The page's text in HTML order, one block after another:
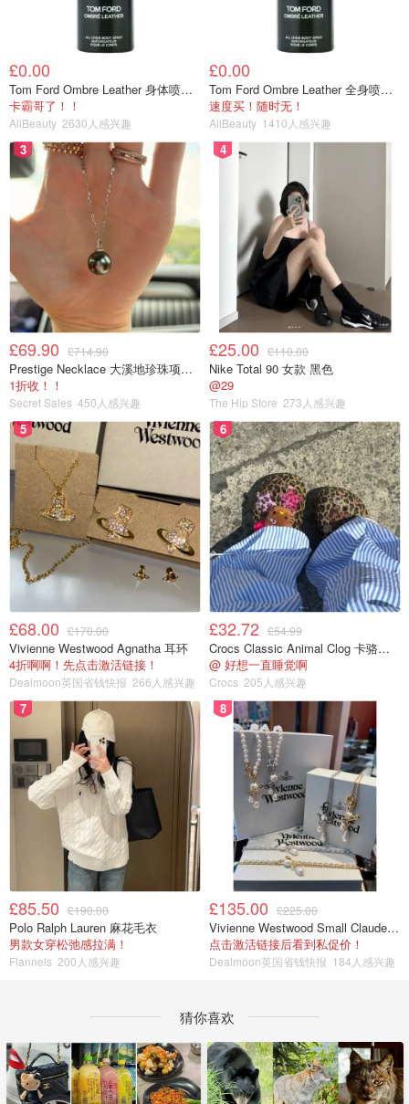
£0.00
Tom Ford Ombre Leather 身体喷雾 150ml
卡霸哥了！！
AllBeauty 2630人感兴趣
£0.00
Tom Ford Ombre Leather 全身喷雾 150ml
速度买！随时无！
AllBeauty 1410人感兴趣
3
£69.90 £714.90
Prestige Necklace 大溪地珍珠项链 10-11mm
1折收！！
Secret Sales 450人感兴趣
4
£25.00 £110.00
Nike Total 90 女款 黑色
@29
The Hip Store 273人感兴趣
5
£68.00 £170.00
Vivienne Westwood Agnatha 耳环
4折啊啊！先点击激活链接！
Dealmoon英国省钱快报 266人感兴趣
6
£32.72 £54.99
Crocs Classic Animal Clog 卡骆驰动物印花洞洞鞋
@ 好想一直睡觉啊
Crocs 205人感兴趣
7
£85.50 £190.00
Polo Ralph Lauren 麻花毛衣
男款女穿松弛感拉满！
Flannels 200人感兴趣
8
£135.00 £225.00
Vivienne Westwood Small Claude 珍珠项链
点击激活链接后看到私促价！
Dealmoon英国省钱快报 184人感兴趣
猜你喜欢